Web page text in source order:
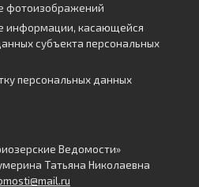
фотоизображений
информации, касающейся
субъекта персональных
персональных данных
Ведомости»
Татьяна Николаевна